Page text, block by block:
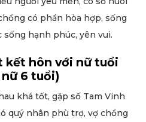
có phần hòa hợp, sống
hạnh phúc, yên vui.
kết hôn với nữ tuổi
6 tuổi)
khá tốt, gặp số Tam Vinh
quý nhân phù trợ, vợ chồng